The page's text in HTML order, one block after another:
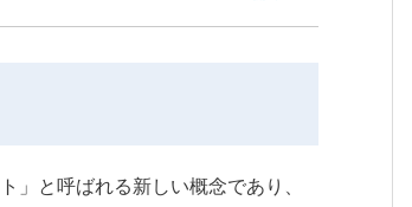
」と呼ばれる新しい概念であり、